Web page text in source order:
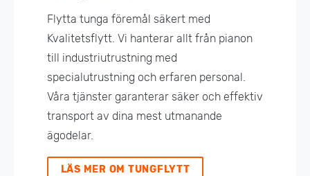
Flytta tunga föremål säkert med
Kvalitetsflytt. Vi hanterar allt från pianon
till industriutrustning med
specialutrustning och erfaren personal.
Våra tjänster garanterar säker och effektiv
transport av dina mest utmanande
ägodelar.
LÄS MER OM TUNGFLYTT